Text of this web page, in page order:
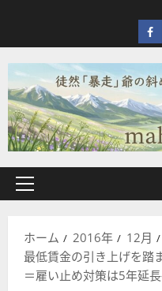
を
ス
キ
ッ
プ
メ
ン
メ
ニ
ホーム 2016年 12月
最低賃金の引き上げを踏
＝雇い止め対策は5年延